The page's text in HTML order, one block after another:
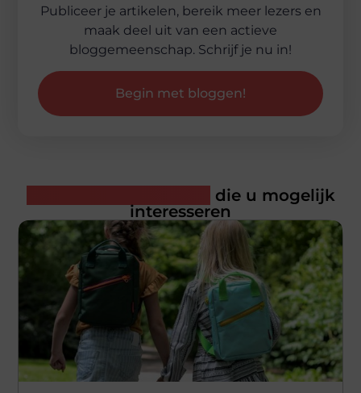
Publiceer je artikelen, bereik meer lezers en
maak deel uit van een actieve
bloggemeenschap. Schrijf je nu in!
Begin met bloggen!
die u mogelijk
interesseren